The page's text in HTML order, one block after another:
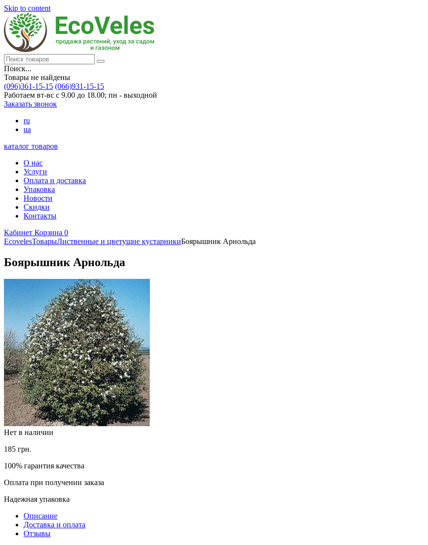
Skip to content
Поиск...
Товары не найдены
(096)361-15-15 (066)931-15-15
Работаем вт-вс с 9.00 до 18.00; пн - выходной
Заказать звонок
ru
ua
каталог товаров
О нас
Услуги
Оплата и доставка
Упаковка
Новости
Скидки
Контакты
Кабинет Корзина 0
EcovelesТоварыЛиственные и цветущие кустарникиБоярышник Арнольда
Боярышник Арнольда
Нет в наличии
185 грн.
100% гарантия качества
Оплата при получении заказа
Надежная упаковка
Описание
Доставка и оплата
Отзывы